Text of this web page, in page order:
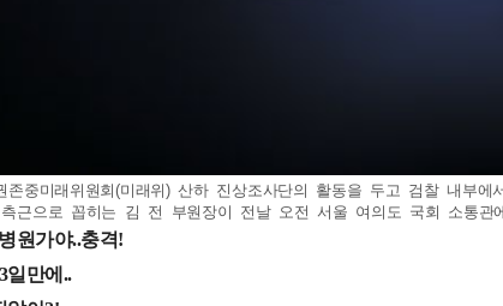
중미래위원회(미래위) 산하 진상조사단의 활동을 두고 검찰 내
근으로 꼽히는 김 전 부원장이 전날 오전 서울 여의도 국회 소통관